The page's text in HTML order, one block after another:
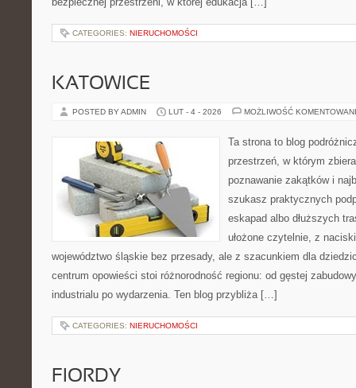
CATEGORIES: NIERUCHOMOŚCI
KATOWICE
POSTED BY ADMIN LUT - 4 - 2026 MOŻLIWOŚĆ
Ta strona to blog
przestrzeń, w którym
poznawanie zakątków i
szukasz praktycznych
eskapad albo dłuższych
ułożone czytelnie, z
województwo śląskie bez przesady, ale z szacunkiem dla
centrum opowieści stoi różnorodność regionu: od gęstej
industrialu po wydarzenia. Ten blog przybliża […]
CATEGORIES: NIERUCHOMOŚCI
FIORDY